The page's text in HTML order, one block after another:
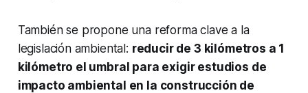
También se propone una reforma clave a la
legislación ambiental: reducir de 3 kilómetros a 1
kilómetro el umbral para exigir estudios de
impacto ambiental en la construcción de